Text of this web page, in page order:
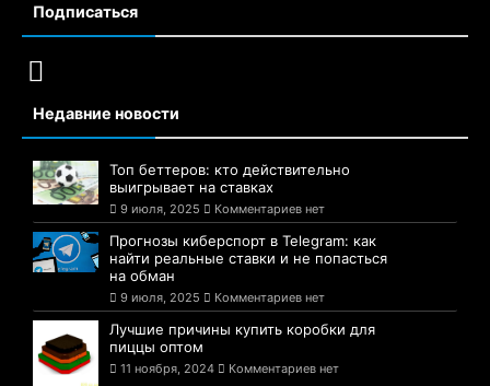
Подписаться
Недавние новости
Топ беттеров: кто действительно
выигрывает на ставках
9 июля, 2025 Комментариев нет
Прогнозы киберспорт в Telegram: как
найти реальные ставки и не попасться
на обман
9 июля, 2025 Комментариев нет
Лучшие причины купить коробки для
пиццы оптом
11 ноября, 2024 Комментариев нет